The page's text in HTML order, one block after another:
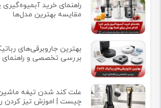
راهنمای خرید
مقایسه بهترین مدل‌ها
بررسی تخصصی و راهنمای
علت کند شدن تیغه
چیست | اموزش تیز کردن